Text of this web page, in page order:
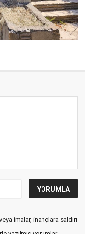
imalar, inançlara saldırı